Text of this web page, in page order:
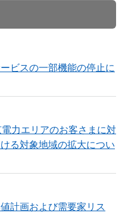
ビスの一部機能の停止に
力エリアのお客さまに対
る対象地域の拡大につい
計画および需要家リス